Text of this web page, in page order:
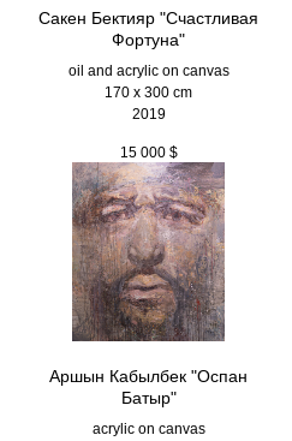
Сакен Бектияр "Счастливая
Фортуна"
oil and acrylic on canvas
170 x 300 cm
2019
15 000 $
Аршын Кабылбек "Оспан
Батыр"
acrylic on canvas